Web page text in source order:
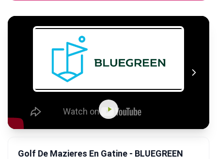
Golf De Mazieres En Gatine - BLUEGREEN